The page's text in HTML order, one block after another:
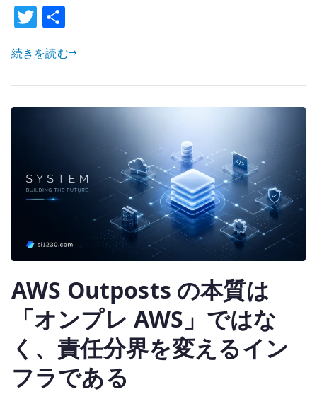
想
化
盤
も
の
と
扱
わ
T
w
it
te
r
続きを読む
AWS Outposts の本質は
「オンプレ AWS」ではな
く、責任分界を変えるイン
フラである